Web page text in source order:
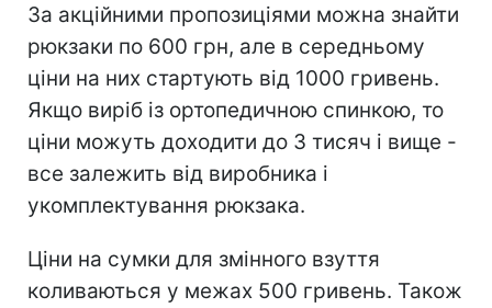
За акційними пропозиціями можна знайти
рюкзаки по 600 грн, але в середньому
ціни на них стартують від 1000 гривень.
Якщо виріб із ортопедичною спинкою, то
ціни можуть доходити до 3 тисяч і вище -
все залежить від виробника і
укомплектування рюкзака.
Ціни на сумки для змінного взуття
коливаються у межах 500 гривень. Також